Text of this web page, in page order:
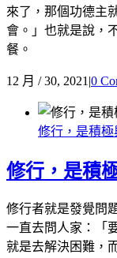
來了，那個功德主
會。」也就是說，
餐。
12 月 / 30, 2021 |0
修行，是積極
修行，是積
修行者就是發覺問
一直去問人家：「
就是去解決困難，